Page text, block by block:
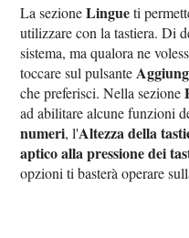
La sezioneLingueti
utilizzare con la tastiera. Di
sistema, ma qualora ne
toccare sul pulsante
che preferisci. Nella sezione
ad abilitare alcune funzioni
numeri, l'Altezza della
aptico alla pressione dei
opzioni ti basterà operare